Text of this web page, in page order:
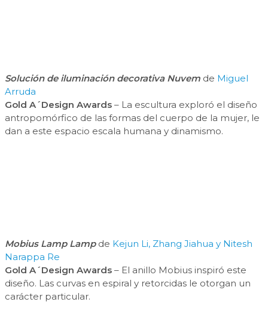
Solución de iluminación decorativa Nuvem de Miguel
Arruda
Gold A´Design Awards – La escultura exploró el diseño
antropomórfico de las formas del cuerpo de la mujer, le
dan a este espacio escala humana y dinamismo.
Mobius Lamp Lamp de Kejun Li, Zhang Jiahua y Nitesh
Narappa Re
Gold A´Design Awards – El anillo Mobius inspiró este
diseño. Las curvas en espiral y retorcidas le otorgan un
carácter particular.